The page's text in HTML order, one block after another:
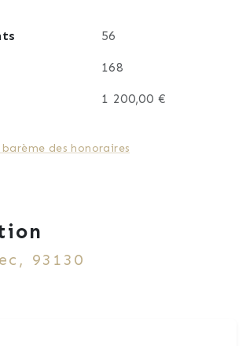
56
168
1 200,00 €
des honoraires
93130